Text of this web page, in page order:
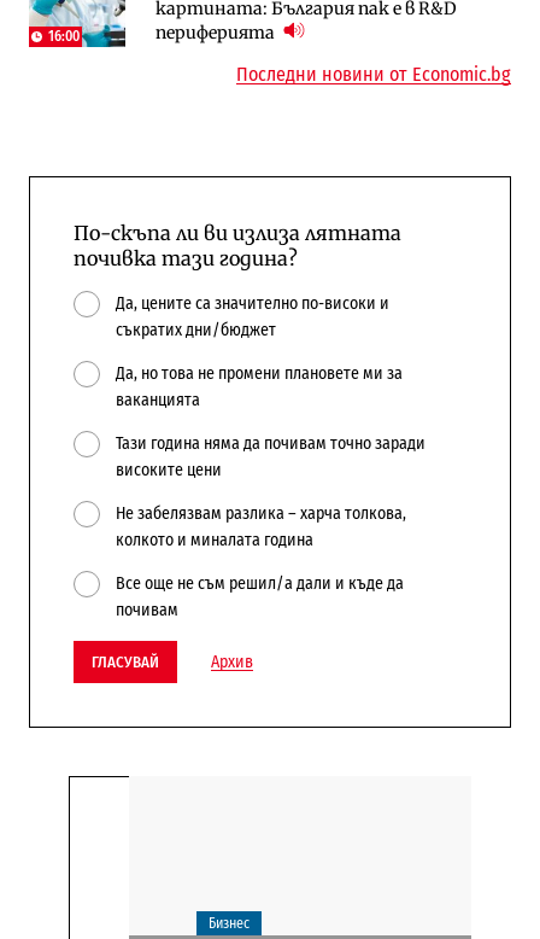
16:00
картината: България пак е в R&D
периферията
медии обмислят да се откажат
напълно от Google
космически и отбранителен център в
Доброславци
Последни новини от Economic.bg
По-скъпа ли ви излиза лятната
почивка тази година?
Да, цените са значително по-високи и
съкратих дни/бюджет
Да, но това не промени плановете ми за
ваканцията
Тази година няма да почивам точно заради
високите цени
Не забелязвам разлика – харча толкова,
колкото и миналата година
Все още не съм решил/а дали и къде да
почивам
ГЛАСУВАЙ Архив
Бизнес